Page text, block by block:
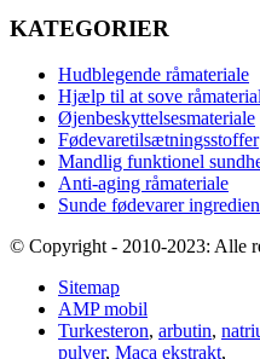
KATEGORIER
Hudblegende råmateriale
Hjælp til at sove
Øjenbeskyttelsesmateriale
Fødevaretilsætningsstoffer
Mandlig funktionel
Anti-aging råmateriale
Sunde fødevarer
© Copyright - 2010-2023: Alle
Sitemap
AMP mobil
Turkesteron, arbutin,
pulver, Maca ekstrakt,